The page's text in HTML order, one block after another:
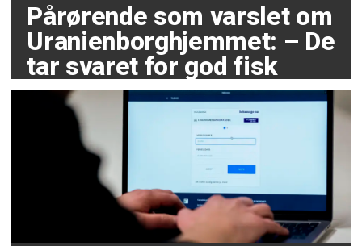
Pårørende som varslet om
Uranienborghjemmet: – De
tar svaret for god fisk